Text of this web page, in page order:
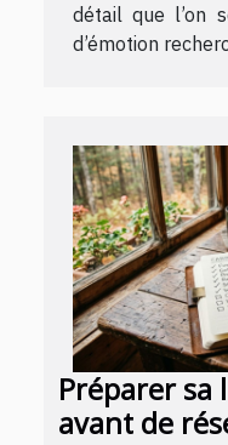
détail que l’on
d’émotion
Préparer sa
avant de